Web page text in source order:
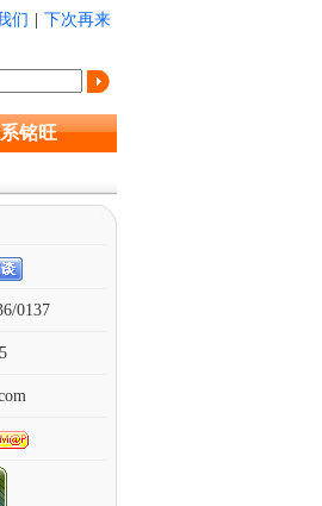
们 下次再来
铭旺
0137